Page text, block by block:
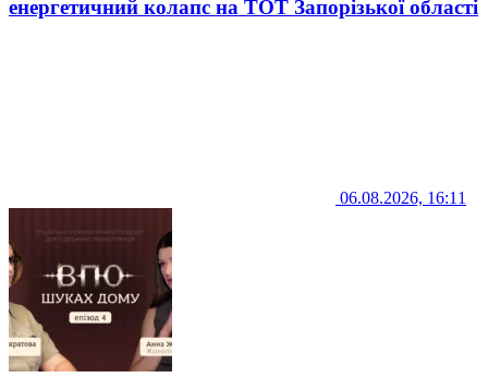
енергетичний колапс на ТОТ Запорізької області
06.08.2026, 16:11